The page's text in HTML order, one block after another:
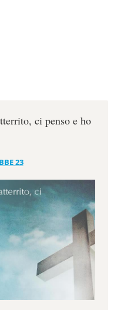
ci penso e ho
23